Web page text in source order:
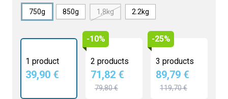
750g 850g 1,8kg 2.2kg
1 product
39,90 €
-10%
2 products
71,82 €
79,80 €
-25%
3 products
89,79 €
119,70 €